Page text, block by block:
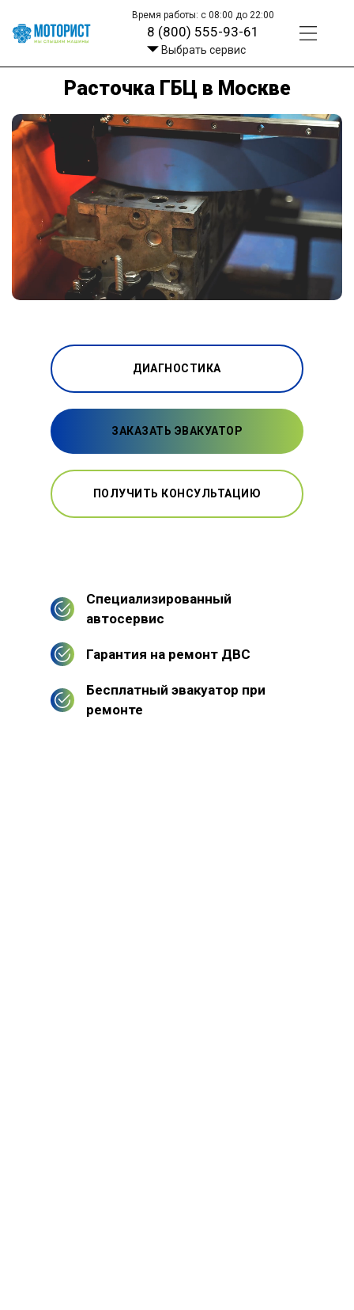
Время работы: с 08:00 до 22:00
8 (800) 555-93-61
Выбрать сервис
Расточка ГБЦ в Москве
ДИАГНОСТИКА
ЗАКАЗАТЬ ЭВАКУАТОР
ПОЛУЧИТЬ КОНСУЛЬТАЦИЮ
Специализированный
автосервис
Гарантия на ремонт ДВС
Бесплатный эвакуатор при
ремонте